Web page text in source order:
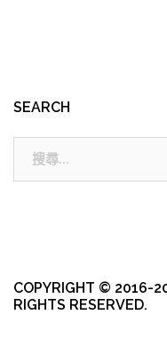
SEARCH
COPYRIGHT © 2016-
RIGHTS RESERVED.